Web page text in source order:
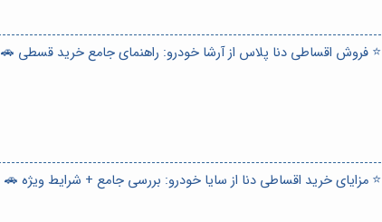
⭐️ فروش اقساطی دنا پلاس از آرشا خودرو: راهنمای جامع خرید قسطی 🚗
⭐️ مزایای خرید اقساطی دنا از سایا خودرو: بررسی جامع + شرایط ویژه 🚗